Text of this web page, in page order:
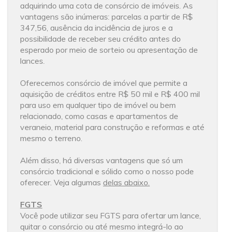
adquirindo uma cota de consórcio de imóveis. As
vantagens são inúmeras: parcelas a partir de R$
347,56, ausência da incidência de juros e a
possibilidade de receber seu crédito antes do
esperado por meio de sorteio ou apresentação de
lances.
Oferecemos consórcio de imóvel que permite a
aquisição de créditos entre R$ 50 mil e R$ 400 mil
para uso em qualquer tipo de imóvel ou bem
relacionado, como casas e apartamentos de
veraneio, material para construção e reformas e até
mesmo o terreno.
Além disso, há diversas vantagens que só um
consórcio tradicional e sólido como o nosso pode
oferecer. Veja algumas delas abaixo.
FGTS
Você pode utilizar seu FGTS para ofertar um lance,
quitar o consórcio ou até mesmo integrá-lo ao